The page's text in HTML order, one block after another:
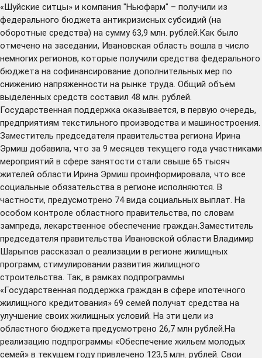
«Шуйские ситцы» и компания "Ньюфарм" – получили из
федерального бюджета антикризисных субсидий (на
оборотные средства) на сумму 63,9 млн. рублей.Как было
отмечено на заседании, Ивановская область вошла в число
немногих регионов, которые получили средства федерального
бюджета на софинансирование дополнительных мер по
снижению напряженности на рынке труда. Общий объём
выделенных средств составил 48 млн. рублей.
Государственная поддержка оказывается, в первую очередь,
предприятиям текстильного производства и машиностроения.
Заместитель председателя правительства региона Ирина
Эрмиш добавила, что за 9 месяцев текущего года участниками
мероприятий в сфере занятости стали свыше 65 тысяч
жителей области.Ирина Эрмиш проинформировала, что все
социальные обязательства в регионе исполняются. В
частности, предусмотрено 74 вида социальных выплат. На
особом контроле областного правительства, по словам
зампреда, лекарственное обеспечение граждан.Заместитель
председателя правительства Ивановской области Владимир
Шарыпов рассказал о реализации в регионе жилищных
программ, стимулировании развития жилищного
строительства. Так, в рамках подпрограммы
«Государственная поддержка граждан в сфере ипотечного
жилищного кредитования» 69 семей получат средства на
улучшение своих жилищных условий. На эти цели из
областного бюджета предусмотрено 26,7 млн рублей.На
реализацию подпрограммы «Обеспечение жильем молодых
семей» в текущем году привлечено 123,5 млн. рублей. Свои